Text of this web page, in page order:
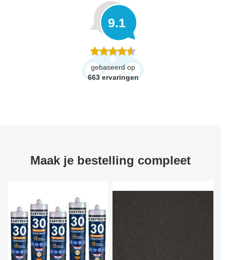
9.1
gebaseerd op
663 ervaringen
Maak je bestelling compleet